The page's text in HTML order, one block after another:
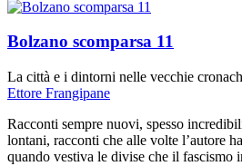
Bolzano scomparsa 11
La città e i dintorni nelle vecchie
Ettore Frangipane
Racconti sempre nuovi, spesso
lontani, racconti che alle volte l’autore
quando vestiva le divise che il fascismo